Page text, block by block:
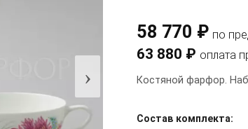
›
58 770 ₽ по
63 880 ₽ оплата
Костяной фарфор.
Состав комплекта: